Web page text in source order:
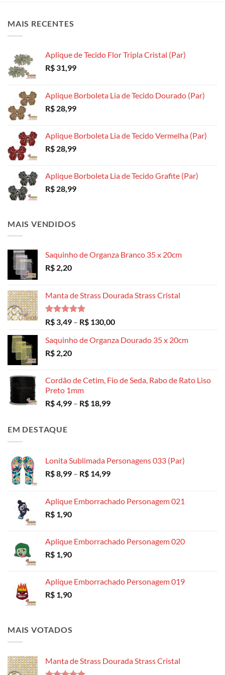
ser
página
do
página
na
MAIS RECENTES
Aplique de Tecido Flor Tripla Cristal (Par)
R$ 31,99
Aplique Borboleta Lia de Tecido Dourado (Par)
R$ 28,99
Aplique Borboleta Lia de Tecido Vermelha (Par)
R$ 28,99
Aplique Borboleta Lia de Tecido Grafite (Par)
R$ 28,99
MAIS VENDIDOS
Saquinho de Organza Branco 35 x 20cm
R$ 2,20
Manta de Strass Dourada Strass Cristal
Avaliação
5.00
de 5
R$ 3,49 – R$ 130,00Faixa
preço:
Saquinho de Organza Dourado 35 x 20cm
R$ 2,20
Cordão de Cetim, Fio de Seda, Rabo de Rato Liso
Preto 1mm
R$4,99 – R$ 18,99Faixa
EM DESTAQUE
Lonita Sublimada Personagens 033 (Par)
R$8,99 – R$ 14,99Faixa
R$ 8,99
Aplique Emborrachado Personagem 021
R$ 1,90
Aplique Emborrachado Personagem 020
R$ 1,90
Aplique Emborrachado Personagem 019
R$ 1,90
MAIS VOTADOS
Manta de Strass Dourada Strass Cristal